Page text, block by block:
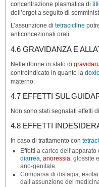
concentrazione plasmatica di
dell’ergot a seguito di
L’assunzione di tetracicline
anticoncezionali orali.
4.6 GRAVIDANZA E
Nelle donne in stato di
controindicato in quanto la
materno.
4.7 EFFETTI SUL
Non sono stati segnalati effetti
4.8 EFFETTI
In caso di trattamento con
Effetti a carico
diarrea ,anoressia , glossite
ano-genitale.
Comparsa di disfagia,
dall’assunzione del